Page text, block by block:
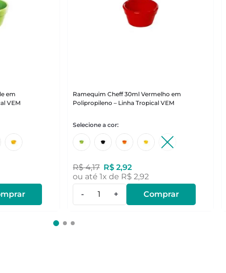
em
VEM
Ramequim Cheff 30ml Vermelho em
Polipropileno – Linha Tropical VEM
R$ 4,17 R$ 2,92
ou até1x de R$ 2,92
-
+ Comprar